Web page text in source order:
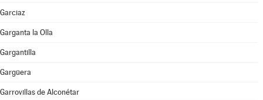
Garciaz
Garganta la Olla
Gargantilla
Gargüera
Garrovillas de Alconétar